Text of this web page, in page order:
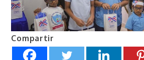
Compartir